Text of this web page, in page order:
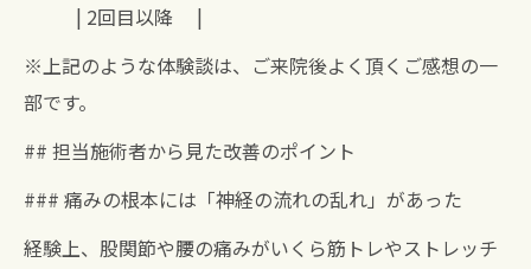
| 2回目以降 |
※上記のような体験談は、ご来院後よく頂くご感想の一
部です。
## 担当施術者から見た改善のポイント
### 痛みの根本には「神経の流れの乱れ」があった
経験上、股関節や腰の痛みがいくら筋トレやストレッチ